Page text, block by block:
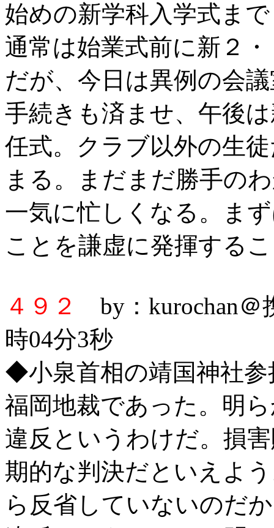
始めの新学科入学式ま
通常は始業式前に新２
だが、今日は異例の会
手続きも済ませ、午後
任式。クラブ以外の生
まる。まだまだ勝手の
一気に忙しくなる。ま
ことを謙虚に発揮する
４９２
by：kurochan
時04分3秒
◆小泉首相の靖国神社
福岡地裁であった。明
違反というわけだ。損
期的な判決だといえよ
ら反省していないのだ